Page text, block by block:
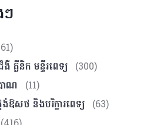
ៗ
គ្លីនិក មន្ទីរពេទ្យ (300)
ាណ
(11)
ឱសថ និងបរិក្ខារពេទ្យ (63)